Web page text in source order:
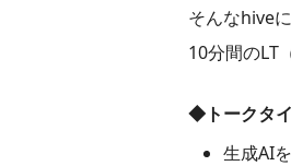
そんなhive
10分間のLT
◆トークタ
生成AI